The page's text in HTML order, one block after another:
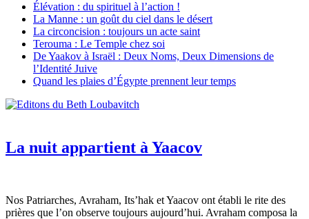
Élévation : du spirituel à l’action !
La Manne : un goût du ciel dans le désert
La circoncision : toujours un acte saint
Terouma : Le Temple chez soi
De Yaakov à Israël : Deux Noms, Deux Dimensions de
l’Identité Juive
Quand les plaies d’Égypte prennent leur temps
La nuit appartient à Yaacov
Nos Patriarches, Avraham, Its’hak et Yaacov ont établi le rite des
prières que l’on observe toujours aujourd’hui. Avraham composa la